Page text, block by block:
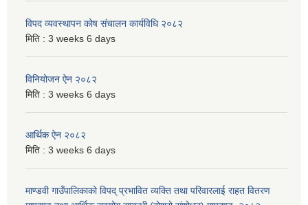
विपद व्यवस्थापन कोष संचालन कार्यविधि २०८२
मिति : 3 weeks 6 days
विनियोजन ऐन २०८२
मिति : 3 weeks 6 days
आर्थिक ऐन २०८२
मिति : 3 weeks 6 days
माण्डवी गाउँपालिकाको विपद् प्रभावित व्यक्ति तथा परिवारलाई राहत वितरण